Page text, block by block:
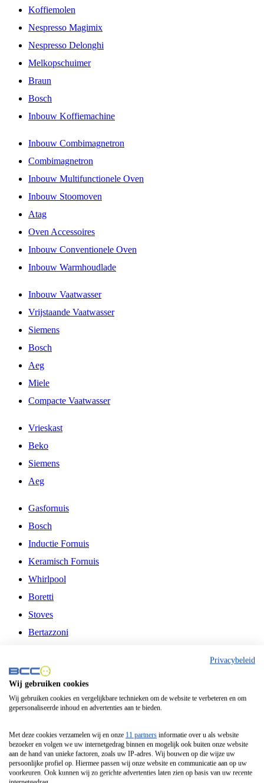
Koffiemolen
Nespresso Magimix
Nespresso Delonghi
Melkopschuimer
Braun
Bosch
Inbouw Koffiemachine
Inbouw Combimagnetron
Combimagnetron
Inbouw Multifunctionele Oven
Inbouw Stoomoven
Atag
Oven Accessoires
Inbouw Conventionele Oven
Inbouw Warmhoudlade
Inbouw Vaatwasser
Vrijstaande Vaatwasser
Siemens
Bosch
Aeg
Miele
Compacte Vaatwasser
Vrieskast
Beko
Siemens
Aeg
Gasfornuis
Bosch
Inductie Fornuis
Keramisch Fornuis
Whirlpool
Boretti
Stoves
Bertazzoni
Fitelli
Airfryer
Frituurpan
Contactgrill
Broodbakmachine
Broodrooster
Privacybeleid
Wij gebruiken cookies
Wij gebruiken cookies en vergelijkbare technieken om de website te verbeteren en om
gepersonaliseerde inhoud en advertenties aan te bieden.
Met deze cookies verzamelen wij en onze 11 partners informatie over u als website
bezoeker en volgen we uw internetgedrag binnen en mogelijk ook buiten onze website
aan de hand van unieke factoren, zoals uw IP-adres. Wij bouwen op die wijze uw
persoonlijke profiel op. Hiermee passen wij onze website en communicatie aan op uw
voorkeuren. Ook kunnen wij zo gerichte advertenties laten zien op basis van uw recente